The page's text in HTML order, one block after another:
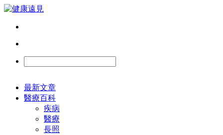
最新文章
醫療百科
疾病
醫療
長照